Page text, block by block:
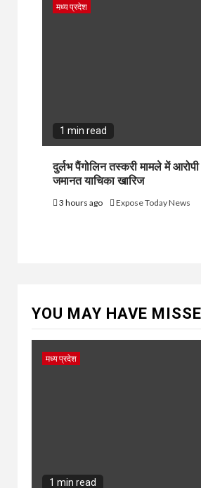
मध्य प्रदेश
1 min read
दुर्लभ पैंगोलिन तस्करी मामले में
जमानत याचिका खारिज
3 hours ago Expose Today News
YOU MAY HAVE
मध्य प्रदेश
1 min read